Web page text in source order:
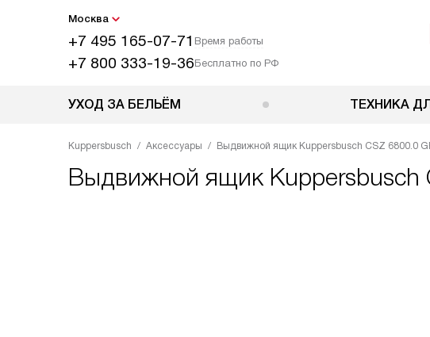
Москва
+7 495 165-07-71 Время работы
+7 800 333-19-36Бесплатно по РФ
УХОД ЗА БЕЛЬЁМ ТЕХНИКА
Kuppersbusch Аксессуары Выдвижной ящик Kuppersbusch CSZ 6800.0
Выдвижной ящик Kuppersbusch